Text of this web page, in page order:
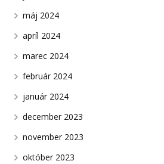
máj 2024
apríl 2024
marec 2024
február 2024
január 2024
december 2023
november 2023
október 2023